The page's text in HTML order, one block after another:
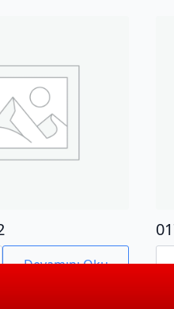
Devamını Oku